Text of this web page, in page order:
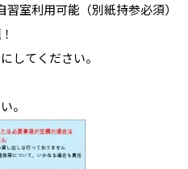
室利用可能（別紙持参必須）
してください。
。